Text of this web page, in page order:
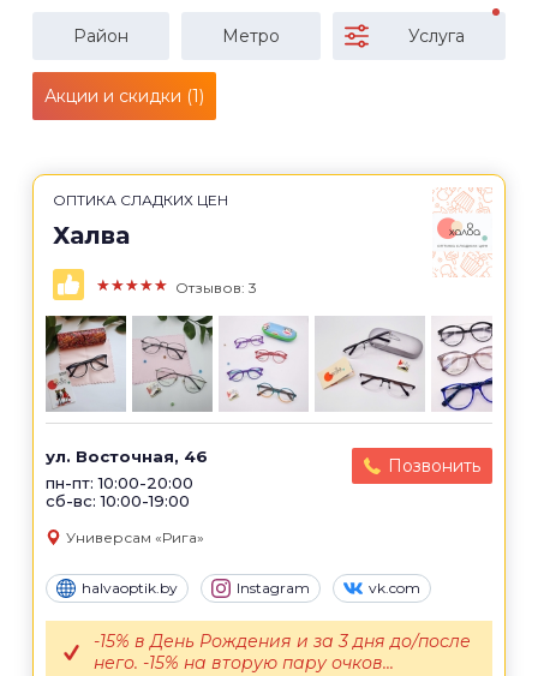
Район Метро Услуга
Акции и скидки (1)
ОПТИКА СЛАДКИХ ЦЕН
Халва
★★★★★ Отзывов: 3
ул. Восточная, 46
пн-пт: 10:00-20:00
сб-вс: 10:00-19:00
Позвонить
Универсам «Рига»
halvaoptik.by Instagram vk.com
-15% в День Рождения и за 3 дня до/после
него. -15% на вторую пару очков...